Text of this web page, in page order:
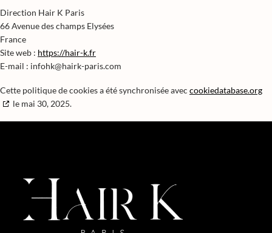
Direction Hair K Paris
66 Avenue des champs Elysées
France
Site web : https://hair-k.fr
E-mail : infohk@hairk-paris.com
Cette politique de cookies a été synchronisée avec cookiedatabase.org
le mai 30, 2025.